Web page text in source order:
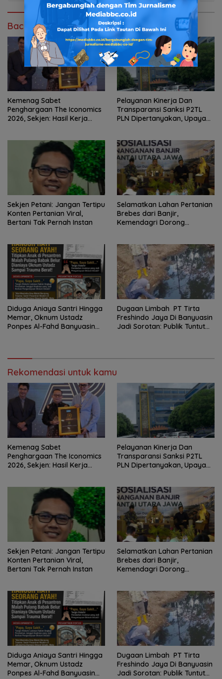
Baca Juga
Kemenag Sabet
Penghargaan The Iconomics
2026, Sekjen: Hasil Kerja
Pelayanan Kinerja Dan
Transparansi Sanksi P2TL
PLN Dipertanyakan, Upaya
Sekjen Petani: Jangan Tertipu
Konten Pertanian Viral,
Bertani Tak Pernah Instan
Selamatkan Lahan Pertanian
Brebes dari Banjir,
Kemendagri Dorong
Diduga Aniaya Santri Hingga
Memar, Oknum Ustadz
Ponpes Al-Fahd Banyuasin
Dugaan Limbah PT Tirta
Freshindo Jaya Di Banyuasin
Jadi Sorotan: Publik Tuntut
Rekomendasi untuk kamu
Kemenag Sabet
Penghargaan The Iconomics
2026, Sekjen: Hasil Kerja
Pelayanan Kinerja Dan
Transparansi Sanksi P2TL
PLN Dipertanyakan, Upaya
Sekjen Petani: Jangan Tertipu
Konten Pertanian Viral,
Bertani Tak Pernah Instan
Selamatkan Lahan Pertanian
Brebes dari Banjir,
Kemendagri Dorong
Diduga Aniaya Santri Hingga
Memar, Oknum Ustadz
Ponpes Al-Fahd Banyuasin
Dugaan Limbah PT Tirta
Freshindo Jaya Di Banyuasin
Jadi Sorotan: Publik Tuntut